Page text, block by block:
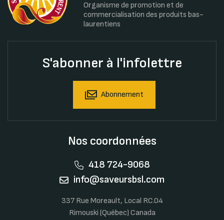
Organisme de promotion et de
commercialisation des produits bas-
laurentiens
S'abonner à l'infolettre
Abonnement
Nos coordonnées
418 724-9068
info@saveursbsl.com
337 Rue Moreault, Local RC.04
Rimouski (Québec) Canada